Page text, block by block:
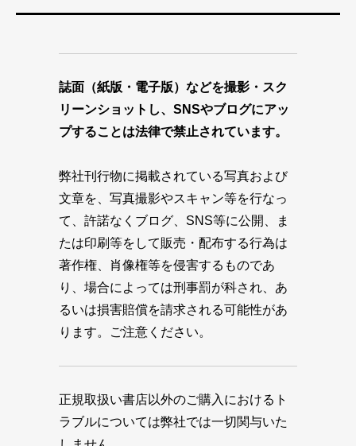
誌面（紙版・電子版）などを撮影・スク
リーンショットし、SNSやブログにアッ
プすることは法律で禁止されています。
弊社刊行物に掲載されている写真および
文章を、写真撮影やスキャン等を行なっ
て、許諾なくブログ、SNS等に公開、ま
たは印刷等をして販売・配布する行為は
著作権、肖像権等を侵害するものであ
り、場合によっては刑事罰が科され、あ
るいは損害賠償を請求される可能性があ
ります。ご注意ください。
正規取扱い書店以外のご購入におけるト
ラブルについては弊社では一切関与いた